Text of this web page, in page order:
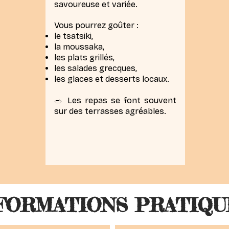
savoureuse et variée.
Vous pourrez goûter :
le tsatsiki,
la moussaka,
les plats grillés,
les salades grecques,
les glaces et desserts locaux.
🥗 Les repas se font souvent
sur des terrasses agréables.